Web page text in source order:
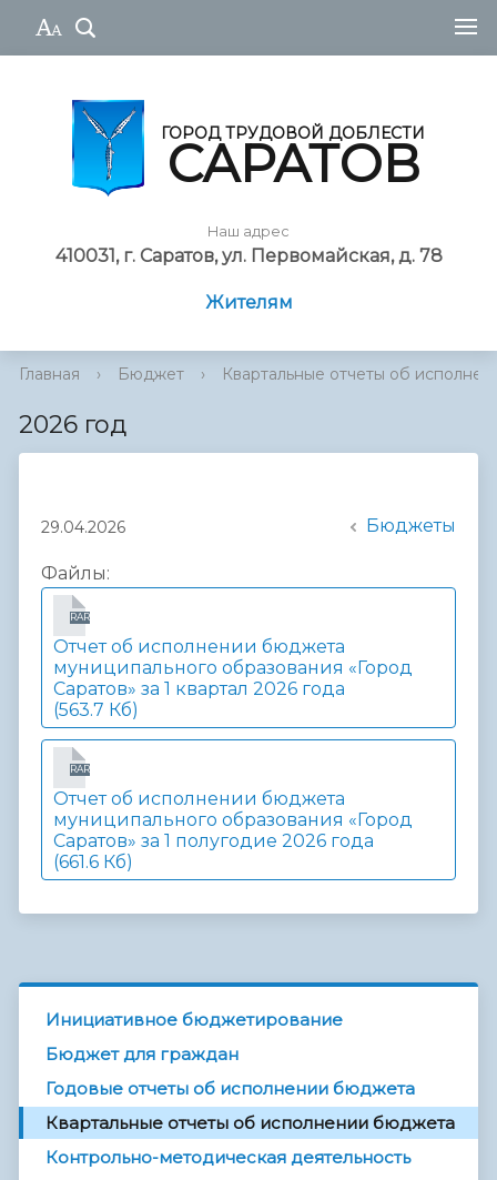
ГОРОД ТРУДОВОЙ ДОБЛЕСТИ
САРАТОВ
Наш адрес
410031, г. Саратов, ул. Первомайская, д. 78
Жителям
Главная › Бюджет › Квартальные отчеты об
2026 год
29.04.2026 Бюджеты
Файлы:
RAR
Отчет об исполнении бюджета
муниципального образования «Город
Саратов» за 1 квартал 2026 года
(563.7 Кб)
RAR
Отчет об исполнении бюджета
муниципального образования «Город
Саратов» за 1 полугодие 2026 года
(661.6 Кб)
Инициативное бюджетирование
Бюджет для граждан
Годовые отчеты об исполнении бюджета
Квартальные отчеты об исполнении бюджета
Контрольно-методическая деятельность